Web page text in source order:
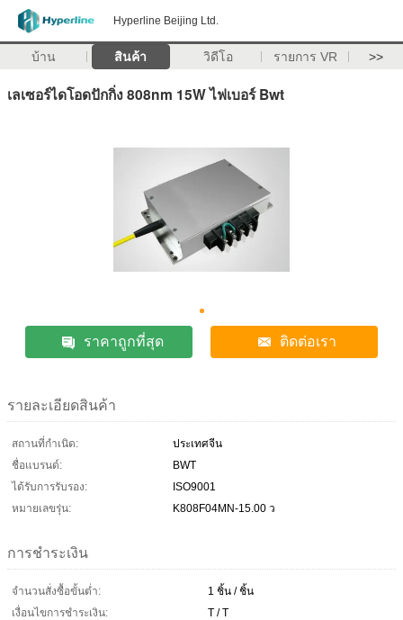
Hyperline Beijing Ltd.
บ้าน สินค้า วิดีโอ รายการ VR >>
เลเซอร์ไดโอดปักกิ่ง 808nm 15W ไฟเบอร์ Bwt
ราคาถูกที่สุด ติดต่อเรา
รายละเอียดสินค้า
สถานที่กำเนิด:
ประเทศจีน
ชื่อแบรนด์:
BWT
ได้รับการรับรอง:
ISO9001
หมายเลขรุ่น:
K808F04MN-15.00 ว
การชำระเงิน
จำนวนสั่งซื้อขั้นต่ำ:
1 ชิ้น / ชิ้น
เงื่อนไขการชำระเงิน:
T / T